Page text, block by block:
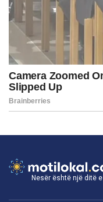
Nesër është një ditë e